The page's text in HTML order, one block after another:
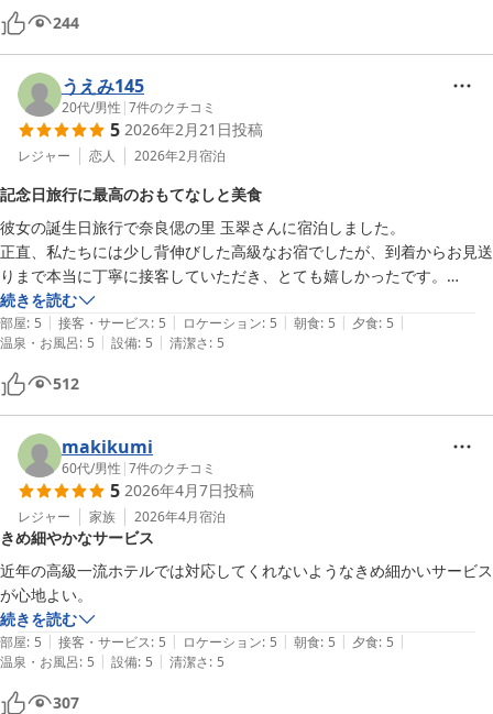
サービス、コーヒーやシャーベットのサービス、アロマオイルやオセロ
等の貸し出しサービスも嬉しかったです。
ぜひまた伺いたいです。ありがとうございました。
244
うえみ145
20代/男性 |7件のクチコミ
5 2026年2月21日投稿
レジャー 恋人 2026年2月宿泊
記念日旅行に最高のおもてなしと美食
彼女の誕生日旅行で奈良偲の里 玉翠さんに宿泊しました。
正直、私たちには少し背伸びした高級なお宿でしたが、到着からお見送
りまで本当に丁寧に接客していただき、とても嬉しかったです。
担当してくださった女性スタッフの方をはじめ、館内でお会いした皆様
がとても親切で、終始気持ちよく過ごせました。
客室露天風呂が2つもあり館内も綺麗で、温泉の質、温度もすごく良く
てしっかり癒やされました。
お部屋食でいただいた金目鯛の煮付けや鮑、サーロインステーキはどれ
も本当に美味しく、普段少食な彼女が「美味しい」と言いながらたくさ
ん食べていたのが印象的でした。
バースデーケーキもペロリと完食していて、こちらまで幸せな気持ちに
なりました。
大切な記念日を素敵な思い出にしていただき、本当にありがとうござい
ました。
続きを読む
部屋: 5 | 接客・サービス: 5 | ロケーション: 5 | 朝食: 5 | 夕食: 5 |
温泉・お風呂: 5 | 設備: 5 | 清潔さ: 5
512
makikumi
60代/男性 |7件のクチコミ
5 2026年4月7日投稿
レジャー 家族 2026年4月宿泊
きめ細やかなサービス
近年の高級一流ホテルでは対応してくれないようなきめ細かいサービス
が心地よい。
続きを読む
部屋: 5 | 接客・サービス: 5 | ロケーション: 5 | 朝食: 5 | 夕食: 5 |
温泉・お風呂: 5 | 設備: 5 | 清潔さ: 5
307